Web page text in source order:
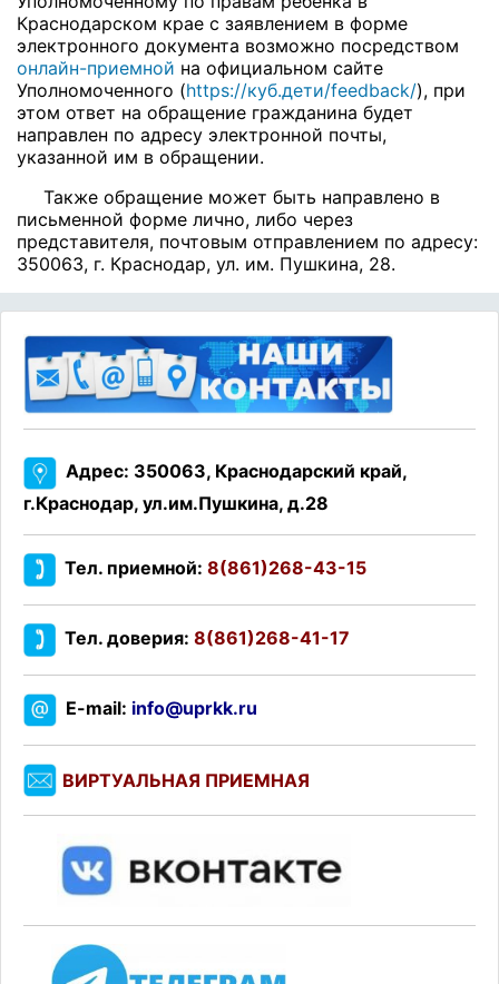
Краснодарском крае с заявлением в форме
электронного документа возможно посредством
онлайн-приемной на официальном сайте
Уполномоченного (https://куб.дети/feedback/), при
этом ответ на обращение гражданина будет
направлен по адресу электронной почты,
указанной им в обращении.
Также обращение может быть направлено в
письменной форме лично, либо через
представителя, почтовым отправлением по адресу:
350063, г. Краснодар, ул. им. Пушкина, 28.
Адрес: 350063, Краснодарский край,
г.Краснодар, ул.им.Пушкина, д.28
Тел. приемной: 8(861)268-43-15
Тел. доверия: 8(861)268-41-17
E-mail: info@uprkk.ru
ВИРТУАЛЬНАЯ ПРИЕМНАЯ